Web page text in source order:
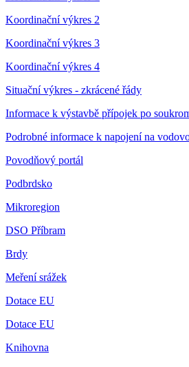
Koordinační výkres 2
Koordinační výkres 3
Koordinační výkres 4
Situační výkres - zkrácené řády
Informace k výstavbě přípojek po
Podrobné informace k napojení na
Povodňový portál
Podbrdsko
Mikroregion
DSO Příbram
Brdy
Meření srážek
Dotace EU
Dotace EU
Knihovna